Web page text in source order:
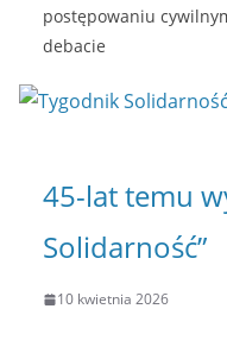
postępowaniu
debacie
45-lat temu
Solidarność”
10 kwietnia 2026